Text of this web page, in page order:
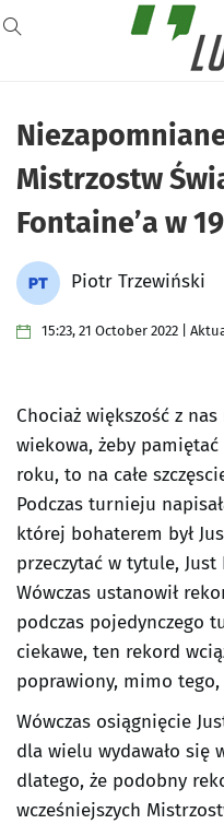
Mistrzostw
Fontaine’a w
Piotr Trzewiński
15:23, 21 October 2022 |
Chociaż większość z
wiekowa, żeby
roku, to na całe
Podczas turnieju
której bohaterem był
przeczytać w tytule, Just
Wówczas ustanowił
podczas pojedynczego
ciekawe, ten rekord
poprawiony, mimo tego,
Wówczas osiągnięcie
dla wielu wydawało się
dlatego, że podobny
wcześniejszych